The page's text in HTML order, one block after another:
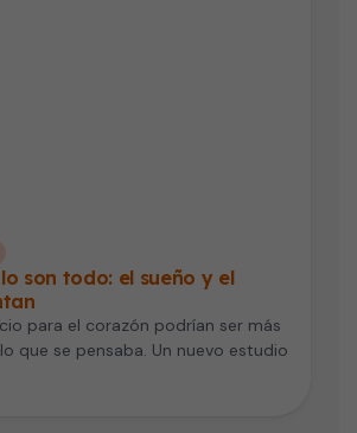
son todo: el sueño y el
para el corazón podrían ser más
que se pensaba. Un nuevo estudio